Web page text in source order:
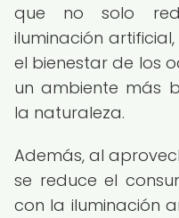
que no solo
iluminación
el bienestar de los
un ambiente más
la naturaleza.
Además, al
se reduce el
con la iluminación